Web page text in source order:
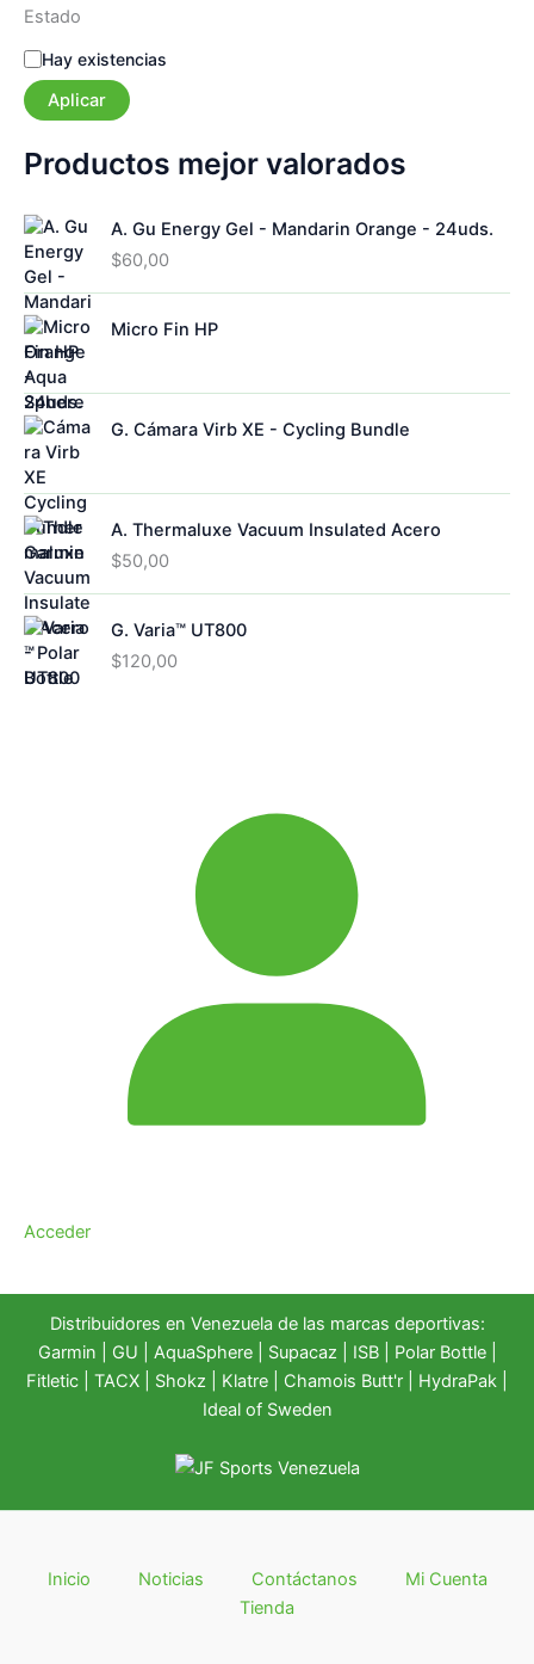
e
o
r
í
Estado
E
s
t
d
o
Hay existencias
Aplicar
Productos mejor valorados
A. Gu Energy Gel - Mandarin Orange - 24uds.
$60,00
Micro Fin HP
G. Cámara Virb XE - Cycling Bundle
A. Thermaluxe Vacuum Insulated Acero
$50,00
G. Varia™ UT800
$120,00
Acceder
Distribuidores en Venezuela de las marcas deportivas:
Garmin
GU AquaSphere| Supacaz | ISB | Polar Bottle|
Fitletic
TACX Shokz Klatre Chamois Butt'r HydraPak
Ideal of Sweden
Inicio Noticias Contáctanos
Mi Cuenta
Tienda